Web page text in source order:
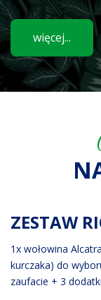
więcej...
ZESTAW
1x wołowina
kurczaka) do
zaufacie + 3